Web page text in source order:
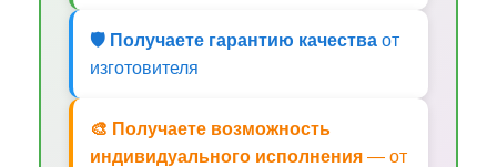
🛡️ Получаете гарантию качества от
изготовителя
🎨 Получаете возможность
индивидуального исполнения — от